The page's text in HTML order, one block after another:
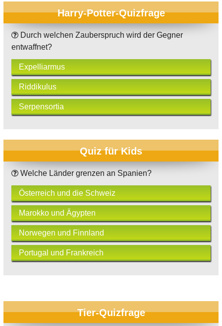
Harry-Potter-Quizfrage
Durch welchen Zauberspruch wird der Gegner
entwaffnet?
Expelliarmus
Riddikulus
Serpensortia
Quiz für Kids
Welche Länder grenzen an Spanien?
Österreich und die Schweiz
Marokko und Ägypten
Norwegen und Finnland
Portugal und Frankreich
Tier-Quizfrage